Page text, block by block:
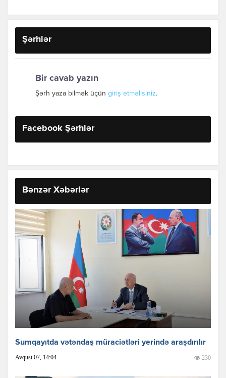
Şərhlər
Bir cavab yazın
Şərh yaza bilmək üçün giriş etməlisiniz.
Facebook Şərhlər
Bənzər Xəbərlər
Sumqayıtda vətəndaş müraciətləri yerində araşdırılır
Avqust 07, 14:04 230